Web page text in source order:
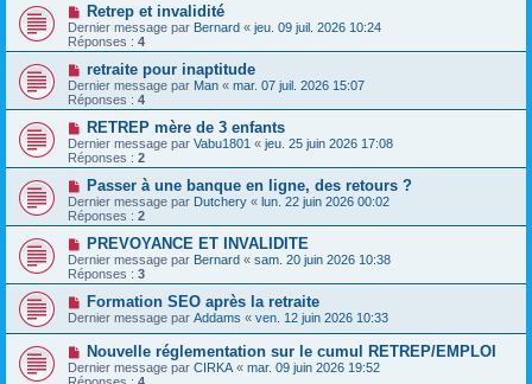
Retrep et invalidité
Dernier message par Bernard « jeu. 09 juil. 2026 10:24
Réponses : 4
retraite pour inaptitude
Dernier message par Man « mar. 07 juil. 2026 15:07
Réponses : 4
RETREP mère de 3 enfants
Dernier message par Vabu1801 « jeu. 25 juin 2026 17:08
Réponses : 2
Passer à une banque en ligne, des retours ?
Dernier message par Dutchery « lun. 22 juin 2026 00:02
Réponses : 2
PREVOYANCE ET INVALIDITE
Dernier message par Bernard « sam. 20 juin 2026 10:38
Réponses : 3
Formation SEO après la retraite
Dernier message par Addams « ven. 12 juin 2026 10:33
Nouvelle réglementation sur le cumul RETREP/EMPLOI
Dernier message par CIRKA « mar. 09 juin 2026 19:52